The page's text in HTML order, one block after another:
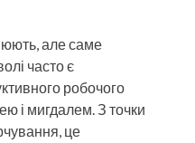
але саме
часто є
робочого
і мигдалем. З точки
це